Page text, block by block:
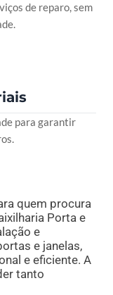
de reparo, sem
para garantir
quem procura
Porta e
e
e janelas,
e eficiente. A
tanto